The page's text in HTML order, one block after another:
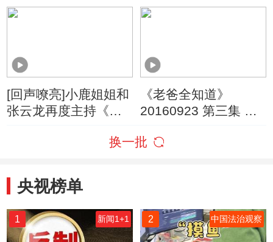
[回声嘹亮]小鹿姐姐和
张云龙再度主持《动
《老爸全知道》
20160923 第三集 超
换一批
央视榜单
1 新闻1+1 2 中国法治观察